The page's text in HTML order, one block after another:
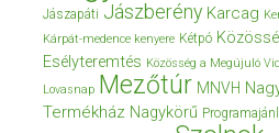
Jászapáti Jászberény Karcag
Kárpát-medence kenyere Kétpó
Esélyteremtés Közösség a Megújuló
Lovasnap Mezőtúr MNVH
Termékház Nagykörű